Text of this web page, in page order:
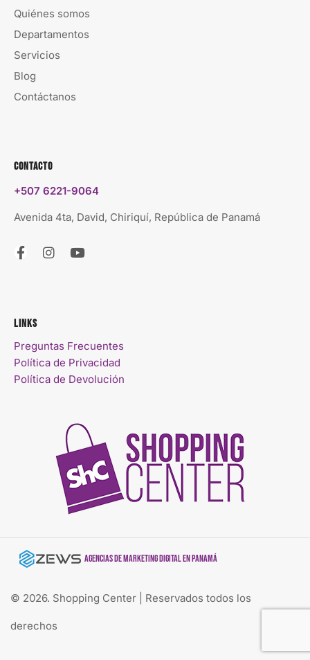
Quiénes somos
Departamentos
Servicios
Blog
Contáctanos
Contacto
+507 6221-9064
Avenida 4ta, David, Chiriquí, República de Panamá
Links
Preguntas Frecuentes
Política de Privacidad
Política de Devolución
© 2026. Shopping Center | Reservados todos los
derechos
Agencias de marketing digital en Panamá